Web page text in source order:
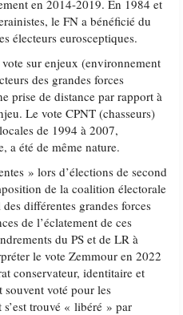
en 2014-2019. En 1984 et
le FN a bénéficié du
électeurs eurosceptiques.
vote sur enjeux (environnement
des grandes forces
prise de distance par rapport à
Le vote CPNT (chasseurs)
de 1994 à 2007,
a été de même nature.
» lors d’élections de second
de la coalition électorale
différentes grandes forces
de l’éclatement de ces
du PS et de LR à
le vote Zemmour en 2022
conservateur, identitaire et
voté pour les
trouvé « libéré » par